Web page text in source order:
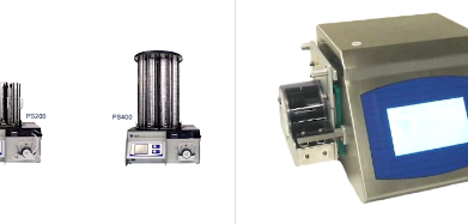
ультрафиолетовым ...